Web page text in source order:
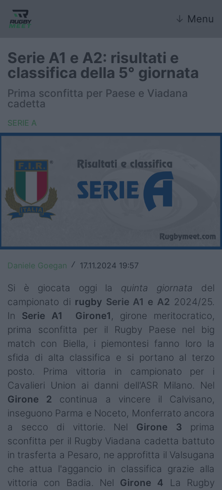
↓ Menu
Nazionali giovanili
Rugby Sevens
Internazionale
6 Nazioni
United Rugby Championship
Challenge Cup
World Rugby
Rugby World Cup
Super Rugby
Rugby in TV
Mercato
Serie A Elite
Campionati
Serie A
Serie A1 e A2: risultati e
classifica della 5° giornata
Prima sconfitta per Paese e Viadana
cadetta
SERIE A
Daniele Goegan / 17.11.2024 19:57
Si è giocata oggi la quinta giornata del
campionato di rugby Serie A1 e A2 2024/25.
In Serie A1 Girone1, girone meritocratico,
prima sconfitta per il Rugby Paese nel big
match con Biella, i piemontesi fanno loro la
sfida di alta classifica e si portano al terzo
posto. Prima vittoria in campionato per i
Cavalieri Union ai danni dell'ASR Milano. Nel
Girone 2 continua a vincere il Calvisano,
inseguono Parma e Noceto, Monferrato ancora
a secco di vittorie. Nel Girone 3 prima
sconfitta per il Rugby Viadana cadetta battuto
in trasferta a Pesaro, ne approfitta il Valsugana
che attua l'aggancio in classifica grazie alla
vittoria con Badia. Nel Girone 4 La Rugby